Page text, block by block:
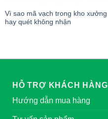
Vì sao mã vạch trong kho xưởng
hay quét không nhận
HỖ TRỢ KHÁCH HÀNG
Hướng dẫn mua hàng